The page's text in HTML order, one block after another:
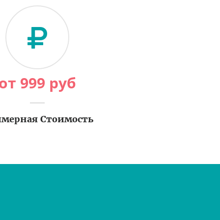
999 руб
Стоимость